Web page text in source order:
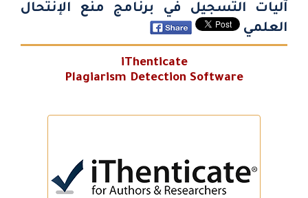
آليات التسجيل في برنامج منع الإنتحال
العلمي
iThenticate
Plagiarism Detection Software